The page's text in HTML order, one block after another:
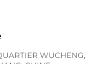
WUCHENG,